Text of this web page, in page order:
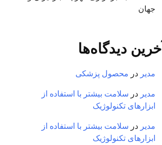
جهان
آخرین دیدگاه‌ها
مدیر در محصول پزشکی
مدیر در سلامت بیشتر با استفاده از
ابزارهای تکنولوژیک
مدیر در سلامت بیشتر با استفاده از
ابزارهای تکنولوژیک